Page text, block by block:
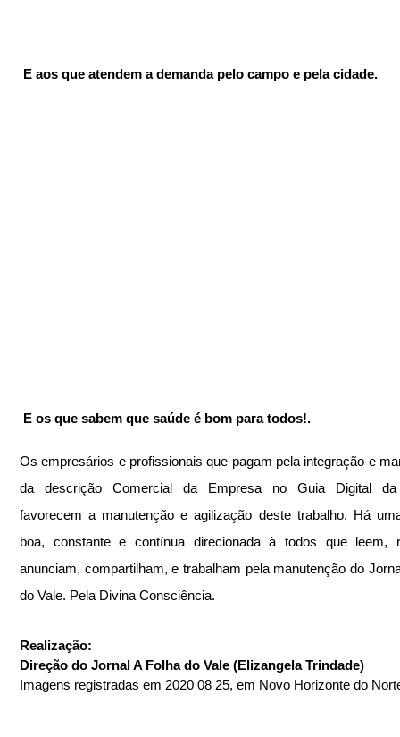
E aos que atendem a demanda pelo campo e pela cidade.
E os que sabem que saúde é bom para todos!.
Os empresários e profissionais que pagam pela integração e
da descrição Comercial da Empresa no Guia Digital da
favorecem a manutenção e agilização deste trabalho. Há
boa, constante e contínua direcionada à todos que leem,
anunciam, compartilham, e trabalham pela manutenção do
do Vale. Pela Divina Consciência.
Realização:
Direção do Jornal A Folha do Vale (Elizangela Trindade)
Imagens registradas em 2020 08 25, em Novo Horizonte do